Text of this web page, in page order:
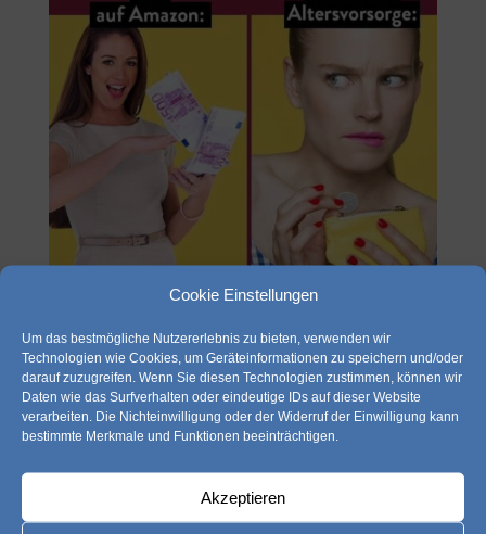
Cookie Einstellungen
Um das bestmögliche Nutzererlebnis zu bieten, verwenden wir
Technologien wie Cookies, um Geräteinformationen zu speichern und/oder
darauf zuzugreifen. Wenn Sie diesen Technologien zustimmen, können wir
Daten wie das Surfverhalten oder eindeutige IDs auf dieser Website
verarbeiten. Die Nichteinwilligung oder der Widerruf der Einwilligung kann
bestimmte Merkmale und Funktionen beeinträchtigen.
Akzeptieren
Die SoliRente und wie diese funktioniert
vonDaniel Schulta|23.10.2020|diverses,gehalt,
sparen & anlegen ,vorsorgen
dass unser Staat nach nun fast 30 Jahren den